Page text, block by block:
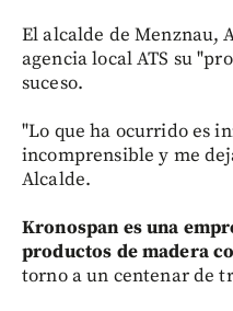
El alcalde de Menznau,
agencia local ATS su
suceso.
"Lo que ha ocurrido es
incomprensible y me
Alcalde.
Kronospan es una
productos de madera
torno a un centenar de